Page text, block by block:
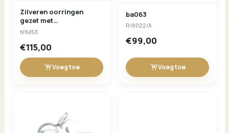
Zilveren oorringen
gezet met
zirconium+glas London
N1M53
€115,00
Voeg toe
ba063
R/8022/A
€99,00
Voeg toe